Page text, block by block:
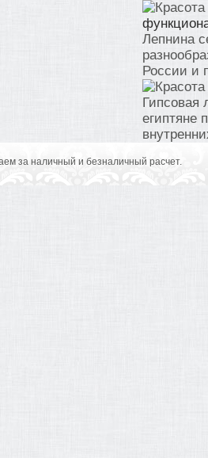
Лепнина
России и
Гипсовая
египтяне
за наличный и безналичный расчет.